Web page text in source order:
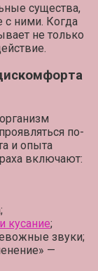
существа,
с ними. Когда
не только
по-
и опыта
включают:
кусание;
звуки;
—